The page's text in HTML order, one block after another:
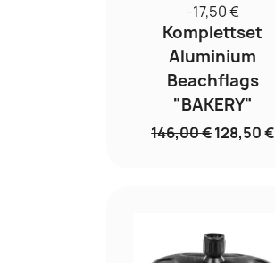
-17,50 €
Komplettset
Aluminium
Beachflags
"BAKERY"
146,00 €128,50 €